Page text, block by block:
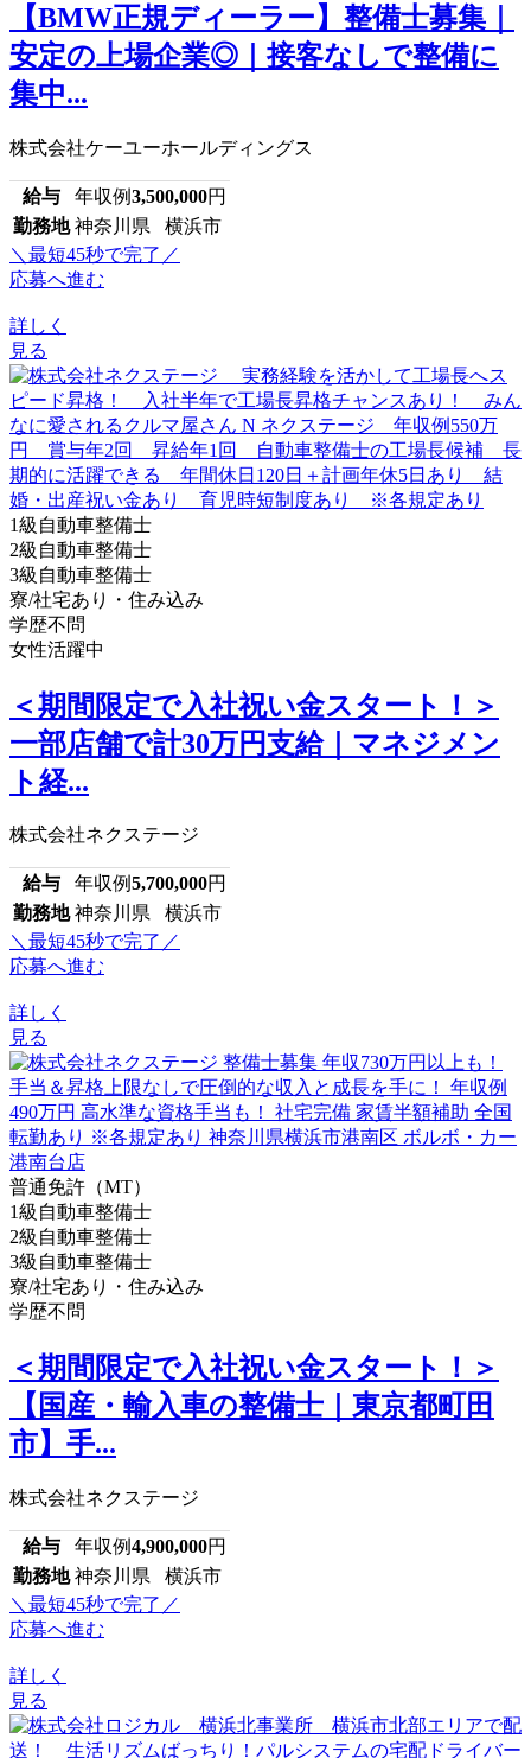
【BMW正規ディーラー】整備士募集｜
安定の上場企業◎｜接客なしで整備に
集中...
株式会社ケーユーホールディングス
給与 年収例3,500,000円
勤務地 神奈川県 横浜市
＼最短45秒で完了／
応募へ進む
詳しく
見る
1級自動車整備士
2級自動車整備士
3級自動車整備士
寮/社宅あり・住み込み
学歴不問
女性活躍中
＜期間限定で入社祝い金スタート！＞
一部店舗で計30万円支給｜マネジメン
ト経...
株式会社ネクステージ
給与 年収例5,700,000円
勤務地 神奈川県 横浜市
＼最短45秒で完了／
応募へ進む
詳しく
見る
普通免許（MT）
1級自動車整備士
2級自動車整備士
3級自動車整備士
寮/社宅あり・住み込み
学歴不問
＜期間限定で入社祝い金スタート！＞
【国産・輸入車の整備士｜東京都町田
市】手...
株式会社ネクステージ
給与 年収例4,900,000円
勤務地 神奈川県 横浜市
＼最短45秒で完了／
応募へ進む
詳しく
見る